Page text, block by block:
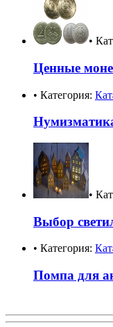
•
Ценные
• Категория:
•
Выбор
• Категория:
Помпа для